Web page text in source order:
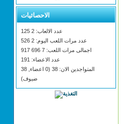
الاحصائيات
عدد الالعاب: 2 125
عدد مرات اللعب اليوم: 2 526
اجمالى مرات اللعب: 7 696 917
عدد الاعضاء: 191
المتواجدين الان: 38 (0 اعضاء, 38
ضيوف)